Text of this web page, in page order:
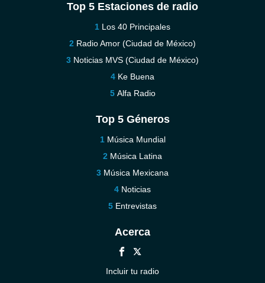
Top 5 Estaciones de radio
Los 40 Principales
Radio Amor (Ciudad de México)
Noticias MVS (Ciudad de México)
Ke Buena
Alfa Radio
Top 5 Géneros
Música Mundial
Música Latina
Música Mexicana
Noticias
Entrevistas
Acerca
Incluir tu radio